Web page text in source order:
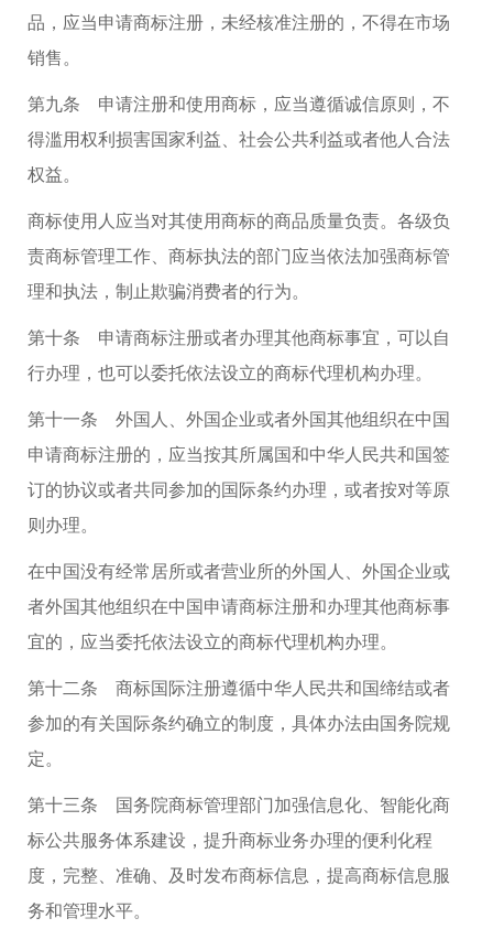
品，应当申请商标注册，未经核准注册的，不得在市场
销售。
第九条 申请注册和使用商标，应当遵循诚信原则，不
得滥用权利损害国家利益、社会公共利益或者他人合法
权益。
商标使用人应当对其使用商标的商品质量负责。各级负
责商标管理工作、商标执法的部门应当依法加强商标管
理和执法，制止欺骗消费者的行为。
第十条 申请商标注册或者办理其他商标事宜，可以自
行办理，也可以委托依法设立的商标代理机构办理。
第十一条 外国人、外国企业或者外国其他组织在中国
申请商标注册的，应当按其所属国和中华人民共和国签
订的协议或者共同参加的国际条约办理，或者按对等原
则办理。
在中国没有经常居所或者营业所的外国人、外国企业或
者外国其他组织在中国申请商标注册和办理其他商标事
宜的，应当委托依法设立的商标代理机构办理。
第十二条 商标国际注册遵循中华人民共和国缔结或者
参加的有关国际条约确立的制度，具体办法由国务院规
定。
第十三条 国务院商标管理部门加强信息化、智能化商
标公共服务体系建设，提升商标业务办理的便利化程
度，完整、准确、及时发布商标信息，提高商标信息服
务和管理水平。